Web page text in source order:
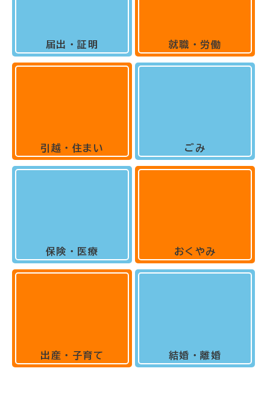
届出・証明
引越・住まい
保険・医療
出産・子育て
就職・労働
ごみ
おくやみ
結婚・離婚